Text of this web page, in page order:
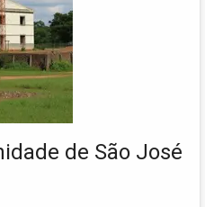
de São José